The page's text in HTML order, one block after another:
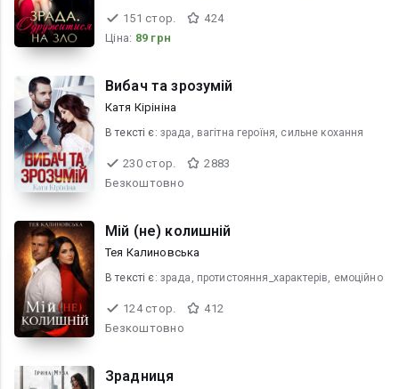
151 стор.
424
Ціна: 89 грн
Вибач та зрозумій
Катя Кірініна
В текcті є: зрада, вагітна героїня, сильне кохання
230 стор.
2883
Безкоштовно
Мій (не) колишній
Тея Калиновська
В текcті є: зрада, протистояння_характерів, емоційно
124 стор.
412
Безкоштовно
Зрадниця